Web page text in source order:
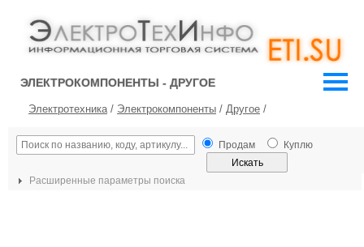
ЭЛЕКТРОКОМПОНЕНТЫ - ДРУГОЕ
Электротехника/ Электрокомпоненты / Другое /
Продам Куплю
Расширенные параметры поиска